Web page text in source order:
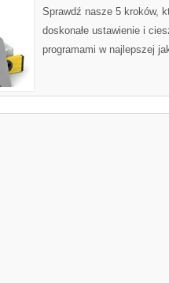
Sprawdź nasze 5 kroków,
doskonałe ustawienie i
programami w najlepszej